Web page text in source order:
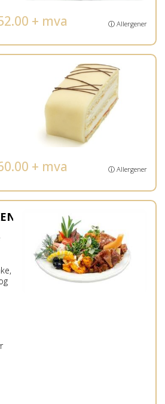
+ mva ⓘ Allergener
+ mva ⓘ Allergener